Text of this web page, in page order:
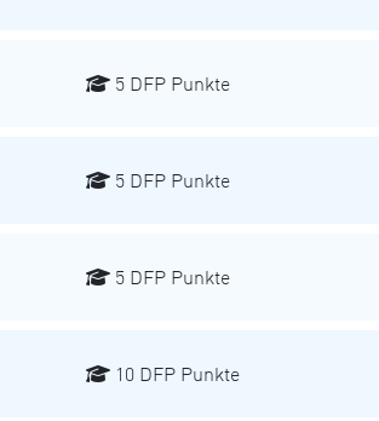
5 DFP Punkte
5 DFP Punkte
5 DFP Punkte
10 DFP Punkte